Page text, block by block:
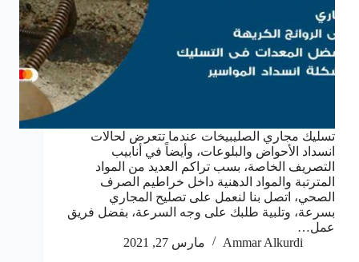
تسليك مجاري الصليبيخات عندما تتعرض لحالات
انسداد الأحواض والبلوعات، وأيضاً في أنابيب
التصريف الخاصة، بسب تراكم العديد من المواد
المترتبة والمواد الدهنية داخل خراطيم الصرف
الصحي، اتصل بنا لنعمل على تصليح المجاري
بسرعة، وتلبية طلبك على وجه السرعة، بفضل فريق
عمل…
Ammar Alkurdi
مارس 27, 2021